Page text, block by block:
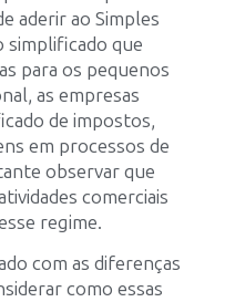
aderir ao Simples
simplificado que
para os pequenos
as empresas
de impostos,
em processos de
observar que
comerciais
regime.
com as diferenças
como essas